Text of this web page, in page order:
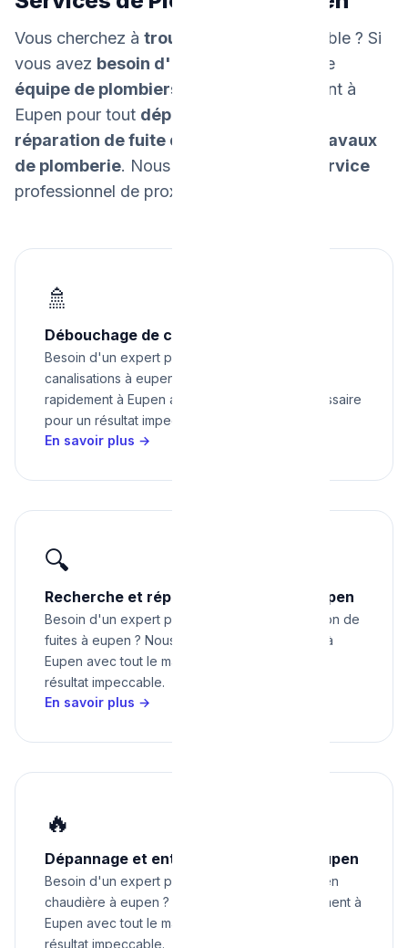
Vous cherchez à trouver un plombier
fiable ? Si
vous avez besoin d'un dépannage
, notre
équipe de plombiers
intervient rapidement à
Eupen pour tout dépannage urgent
réparation de fuite d'eau
travaux
de plomberie. Nous
garantissons un service
professionnel de proximité.
🚿
Débouchage de canalisations à Eupen
Besoin d'un expert pour débouchage de
canalisations à eupen ? Nous intervenons
rapidement à Eupen avec tout le matériel nécessaire
pour un résultat impeccable.
En savoir plus →
🔍
Recherche et réparation de fuites à Eupen
Besoin d'un expert pour recherche et réparation de
fuites à eupen ? Nous intervenons rapidement à
Eupen avec tout le matériel nécessaire pour un
résultat impeccable.
En savoir plus →
🔥
Dépannage et entretien chaudière à Eupen
Besoin d'un expert pour dépannage et entretien
chaudière à eupen ? Nous intervenons rapidement à
Eupen avec tout le matériel nécessaire pour un
résultat impeccable.